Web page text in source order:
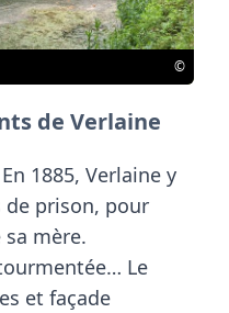
©
de Verlaine
1885, Verlaine y
prison, pour
sa mère.
Le
et façade